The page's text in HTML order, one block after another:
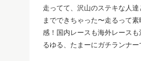
走ってて、沢山のステキな人
までできちゃった〜走るって
感！国内レースも海外レースも
るゆる、たまーにガチランナー